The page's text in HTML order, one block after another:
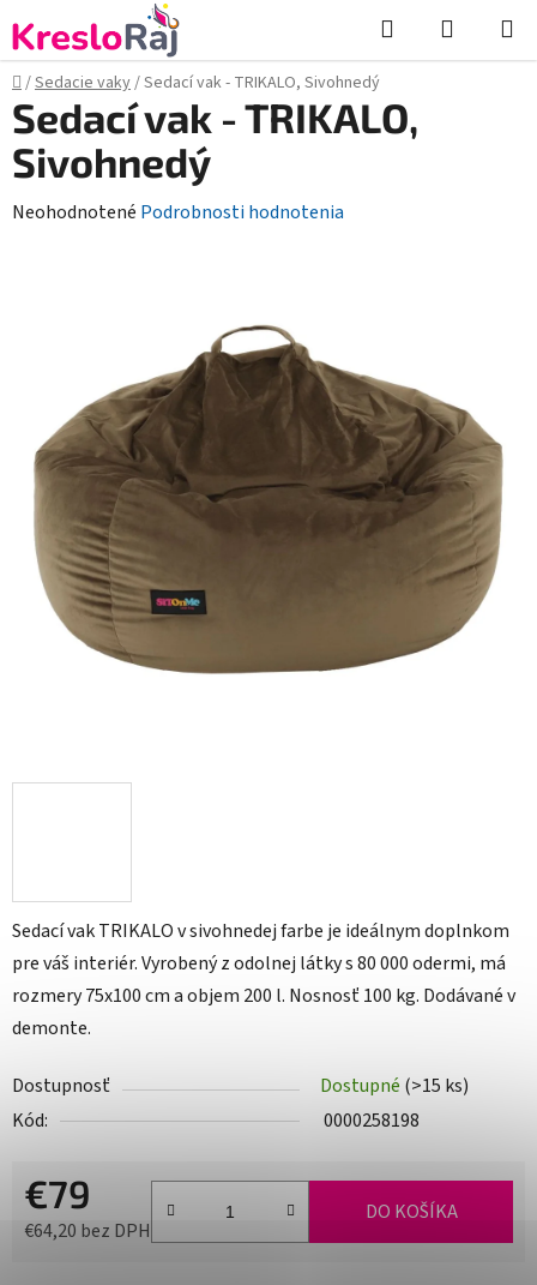
na
obsah
Hľadať
KOŠÍK
Domov
/Sedacie vaky/Sedací vak - TRIKALO, Sivohnedý
Sedací vak TRIKALO v sivohnedej farbe je ideálnym doplnkom
pre váš interiér. Vyrobený z odolnej látky s 80 000 odermi, má
rozmery 75x100 cm a objem 200 l. Nosnosť 100 kg. Dodávané v
demonte.
Dostupnosť Dostupné (>15 ks)
Kód:
0000258198
€79
€64,20 bez DPH
DO KOŠÍKA
Sedací vak - TRIKALO,
Sivohnedý
Priemerné
hviezdičiek.
Neohodnotené Podrobnosti hodnotenia